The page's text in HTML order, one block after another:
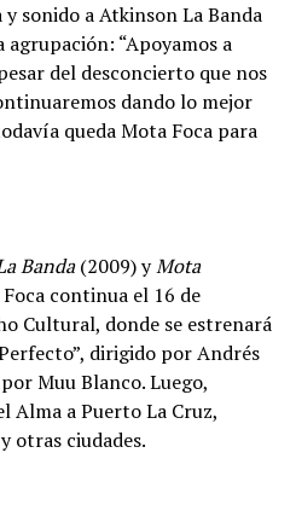
sonido a Atkinson La Banda
“Apoyamos a
del desconcierto que nos
dando lo mejor
queda Mota Foca para
Banda(2009) yMota
continua el 16 de
Cultural, donde se estrenará
dirigido por Andrés
Muu Blanco. Luego,
Alma a Puerto La Cruz,
otras ciudades.